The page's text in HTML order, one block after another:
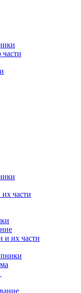
части
и их части